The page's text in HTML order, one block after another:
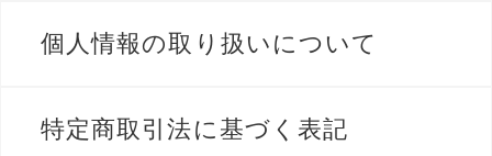
個人情報の取り扱いについて
特定商取引法に基づく表記